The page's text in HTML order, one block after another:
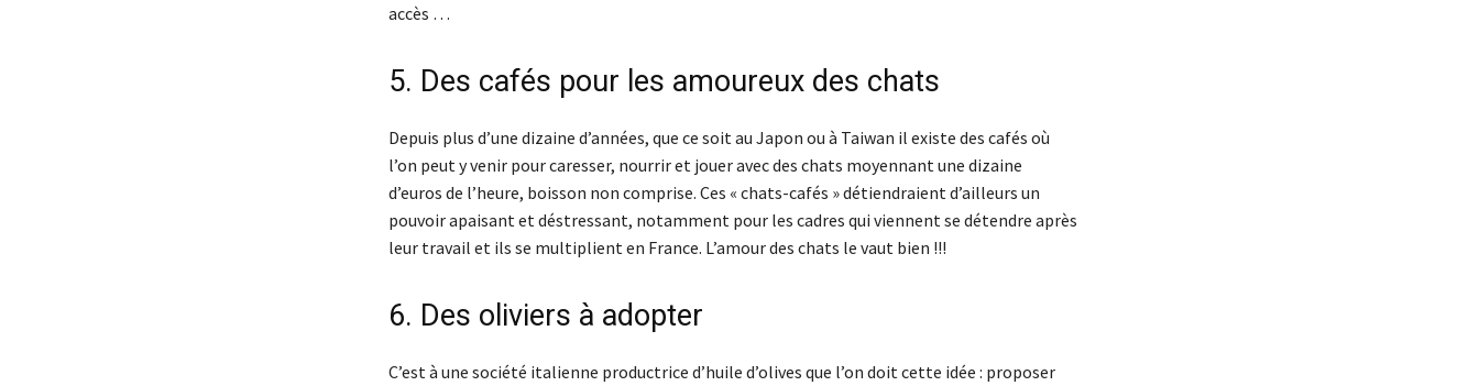
accès …
5. Des cafés pour les amoureux des chats
Depuis plus d’une dizaine d’années, que ce soit au Japon ou à Taiwan il existe des cafés où
l’on peut y venir pour caresser, nourrir et jouer avec des chats moyennant une dizaine
d’euros de l’heure, boisson non comprise. Ces « chats-cafés » détiendraient d’ailleurs un
pouvoir apaisant et déstressant, notamment pour les cadres qui viennent se détendre après
leur travail et ils se multiplient en France. L’amour des chats le vaut bien !!!
6. Des oliviers à adopter
C’est à une société italienne productrice d’huile d’olives que l’on doit cette idée : proposer